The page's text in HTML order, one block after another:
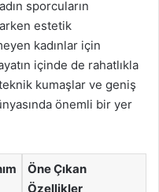
sporcuların
estetik
kadınlar için
içinde de rahatlıkla
kumaşlar ve geniş
önemli bir yer
Öne Çıkan
Özellikler